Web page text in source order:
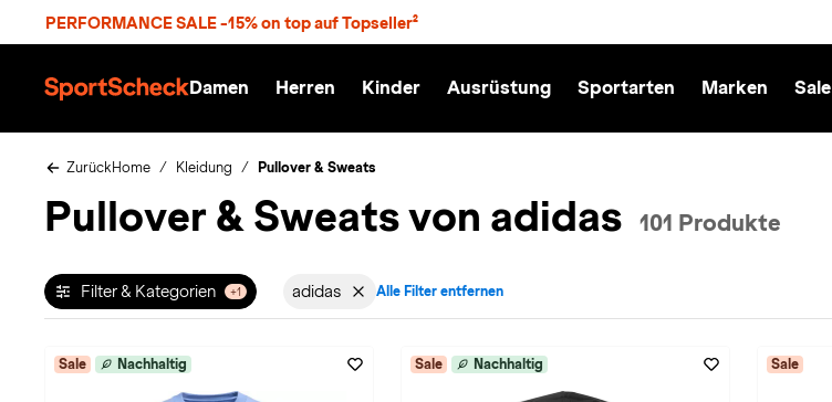
PERFORMANCE SALE -15% on top auf Topseller²
S
c
k
Damen Herren Kinder Ausrüstung Sportarten Marken Sale
ZurückHome Kleidung Pullover & Sweats
Pullover & Sweats von adidas 101 Produkte
Filter & Kategorien +1 adidasFilter aktiv für Marke: adidas entfernen
Alle Filter entfernen
Sale Nachhaltig Sale Nachhaltig Sale